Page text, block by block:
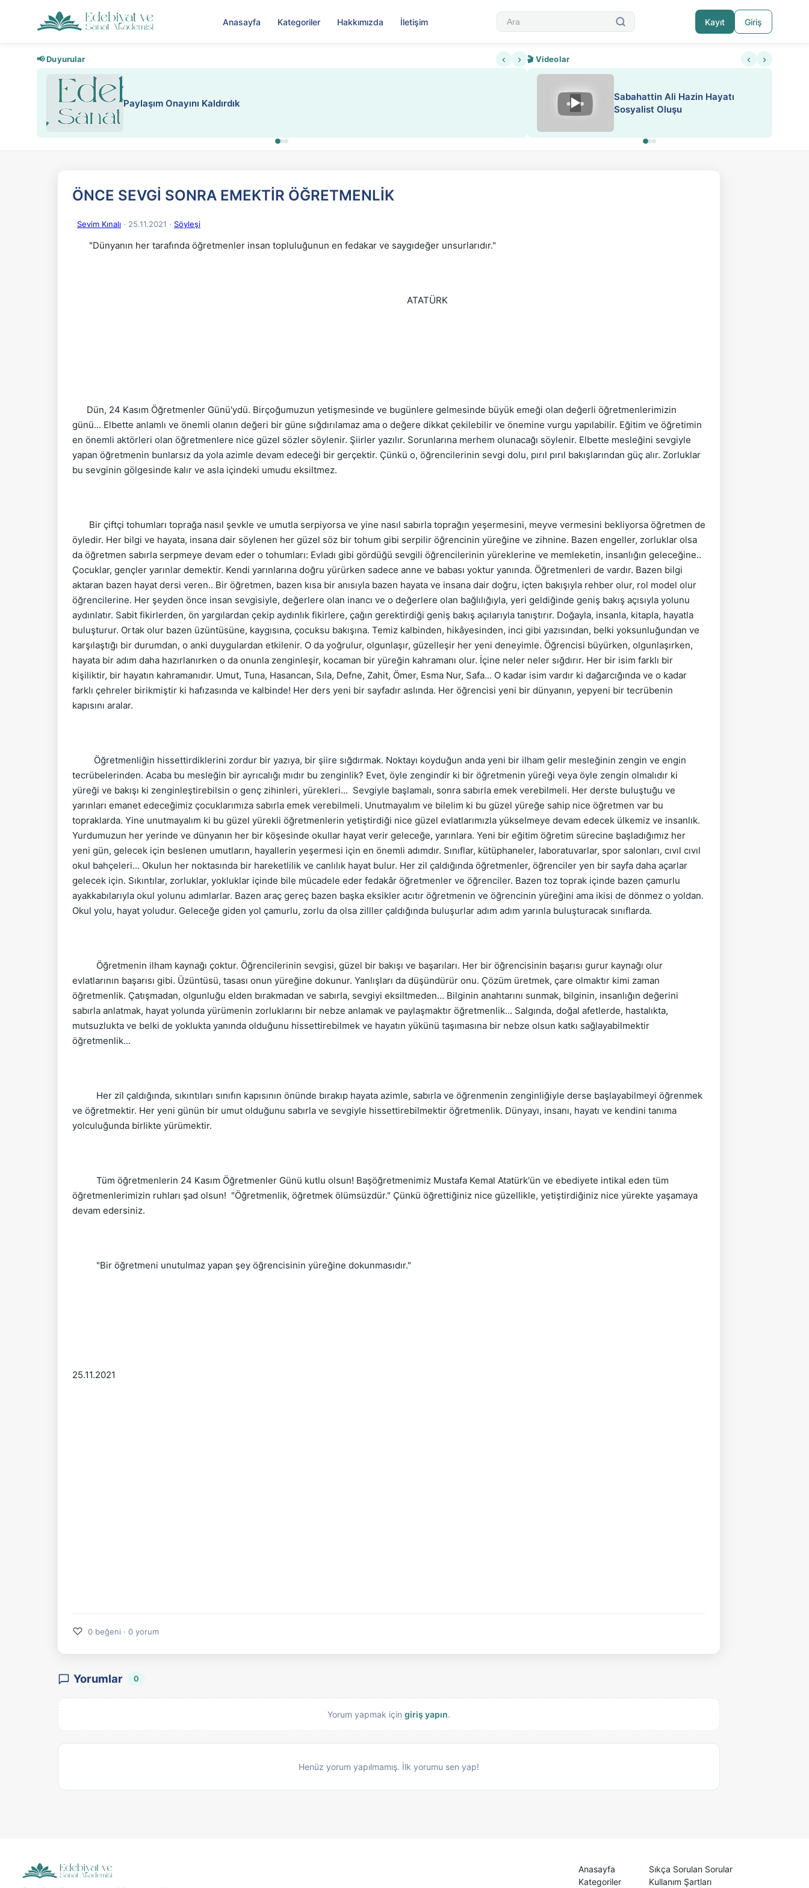
Anasayfa Kategoriler Hakkımızda İletişim Kayıt Giriş
📢 Duyurular ‹ ›
Nadir içeriklere kısıtlama ve kredi sistemi getirildi ESA 'da Sen de Paylaş
🎬 Videolar ‹ ›
▶
ATEŞ YAKMAK KONU ÖZET J.
LONDON
ÖNCE SEVGİ SONRA EMEKTİR ÖĞRETMENLİK
Sevim Kınalı · 25.11.2021 · Söyleşi
"Dünyanın her tarafında öğretmenler insan topluluğunun en fedakar ve saygıdeğer unsurlarıdır."
ATATÜRK
Dün, 24 Kasım Öğretmenler Günü'ydü. Birçoğumuzun yetişmesinde ve bugünlere gelmesinde büyük emeği olan değerli öğretmenlerimizin
günü... Elbette anlamlı ve önemli olanın değeri bir güne sığdırılamaz ama o değere dikkat çekilebilir ve önemine vurgu yapılabilir. Eğitim ve öğretimin
en önemli aktörleri olan öğretmenlere nice güzel sözler söylenir. Şiirler yazılır. Sorunlarına merhem olunacağı söylenir. Elbette mesleğini sevgiyle
yapan öğretmenin bunlarsız da yola azimle devam edeceği bir gerçektir. Çünkü o, öğrencilerinin sevgi dolu, pırıl pırıl bakışlarından güç alır. Zorluklar
bu sevginin gölgesinde kalır ve asla içindeki umudu eksiltmez.
Bir çiftçi tohumları toprağa nasıl şevkle ve umutla serpiyorsa ve yine nasıl sabırla toprağın yeşermesini, meyve vermesini bekliyorsa öğretmen de
öyledir. Her bilgi ve hayata, insana dair söylenen her güzel söz bir tohum gibi serpilir öğrencinin yüreğine ve zihnine. Bazen engeller, zorluklar olsa
da öğretmen sabırla serpmeye devam eder o tohumları: Evladı gibi gördüğü sevgili öğrencilerinin yüreklerine ve memleketin, insanlığın geleceğine..
Çocuklar, gençler yarınlar demektir. Kendi yarınlarına doğru yürürken sadece anne ve babası yoktur yanında. Öğretmenleri de vardır. Bazen bilgi
aktaran bazen hayat dersi veren.. Bir öğretmen, bazen kısa bir anısıyla bazen hayata ve insana dair doğru, içten bakışıyla rehber olur, rol model olur
öğrencilerine. Her şeyden önce insan sevgisiyle, değerlere olan inancı ve o değerlere olan bağlılığıyla, yeri geldiğinde geniş bakış açısıyla yolunu
aydınlatır. Sabit fikirlerden, ön yargılardan çekip aydınlık fikirlere, çağın gerektirdiği geniş bakış açılarıyla tanıştırır. Doğayla, insanla, kitapla, hayatla
buluşturur. Ortak olur bazen üzüntüsüne, kaygısına, çocuksu bakışına. Temiz kalbinden, hikâyesinden, inci gibi yazısından, belki yoksunluğundan ve
karşılaştığı bir durumdan, o anki duygulardan etkilenir. O da yoğrulur, olgunlaşır, güzelleşir her yeni deneyimle. Öğrencisi büyürken, olgunlaşırken,
hayata bir adım daha hazırlanırken o da onunla zenginleşir, kocaman bir yüreğin kahramanı olur. İçine neler neler sığdırır. Her bir isim farklı bir
kişiliktir, bir hayatın kahramanıdır. Umut, Tuna, Hasancan, Sıla, Defne, Zahit, Ömer, Esma Nur, Safa... O kadar isim vardır ki dağarcığında ve o kadar
farklı çehreler birikmiştir ki hafızasında ve kalbinde! Her ders yeni bir sayfadır aslında. Her öğrencisi yeni bir dünyanın, yepyeni bir tecrübenin
kapısını aralar.
Öğretmenliğin hissettirdiklerini zordur bir yazıya, bir şiire sığdırmak. Noktayı koyduğun anda yeni bir ilham gelir mesleğinin zengin ve engin
tecrübelerinden. Acaba bu mesleğin bir ayrıcalığı mıdır bu zenginlik? Evet, öyle zengindir ki bir öğretmenin yüreği veya öyle zengin olmalıdır ki
yüreği ve bakışı ki zenginleştirebilsin o genç zihinleri, yürekleri... Sevgiyle başlamalı, sonra sabırla emek verebilmeli. Her derste buluştuğu ve
yarınları emanet edeceğimiz çocuklarımıza sabırla emek verebilmeli. Unutmayalım ve bilelim ki bu güzel yüreğe sahip nice öğretmen var bu
topraklarda. Yine unutmayalım ki bu güzel yürekli öğretmenlerin yetiştirdiği nice güzel evlatlarımızla yükselmeye devam edecek ülkemiz ve insanlık.
Yurdumuzun her yerinde ve dünyanın her bir köşesinde okullar hayat verir geleceğe, yarınlara. Yeni bir eğitim öğretim sürecine başladığımız her
yeni gün, gelecek için beslenen umutların, hayallerin yeşermesi için en önemli adımdır. Sınıflar, kütüphaneler, laboratuvarlar, spor salonları, cıvıl cıvıl
okul bahçeleri... Okulun her noktasında bir hareketlilik ve canlılık hayat bulur. Her zil çaldığında öğretmenler, öğrenciler yen bir sayfa daha açarlar
gelecek için. Sıkıntılar, zorluklar, yokluklar içinde bile mücadele eder fedakâr öğretmenler ve öğrenciler. Bazen toz toprak içinde bazen çamurlu
ayakkabılarıyla okul yolunu adımlarlar. Bazen araç gereç bazen başka eksikler acıtır öğretmenin ve öğrencinin yüreğini ama ikisi de dönmez o yoldan.
Okul yolu, hayat yoludur. Geleceğe giden yol çamurlu, zorlu da olsa zilller çaldığında buluşurlar adım adım yarınla buluşturacak sınıflarda.
Öğretmenin ilham kaynağı çoktur. Öğrencilerinin sevgisi, güzel bir bakışı ve başarıları. Her bir öğrencisinin başarısı gurur kaynağı olur
evlatlarının başarısı gibi. Üzüntüsü, tasası onun yüreğine dokunur. Yanlışları da düşündürür onu. Çözüm üretmek, çare olmaktır kimi zaman
öğretmenlik. Çatışmadan, olgunluğu elden bırakmadan ve sabırla, sevgiyi eksiltmeden... Bilginin anahtarını sunmak, bilginin, insanlığın değerini
sabırla anlatmak, hayat yolunda yürümenin zorluklarını bir nebze anlamak ve paylaşmaktır öğretmenlik... Salgında, doğal afetlerde, hastalıkta,
mutsuzlukta ve belki de yoklukta yanında olduğunu hissettirebilmek ve hayatın yükünü taşımasına bir nebze olsun katkı sağlayabilmektir
öğretmenlik...
Her zil çaldığında, sıkıntıları sınıfın kapısının önünde bırakıp hayata azimle, sabırla ve öğrenmenin zenginliğiyle derse başlayabilmeyi öğrenmek
ve öğretmektir. Her yeni günün bir umut olduğunu sabırla ve sevgiyle hissettirebilmektir öğretmenlik. Dünyayı, insanı, hayatı ve kendini tanıma
yolculuğunda birlikte yürümektir.
Tüm öğretmenlerin 24 Kasım Öğretmenler Günü kutlu olsun! Başöğretmenimiz Mustafa Kemal Atatürk'ün ve ebediyete intikal eden tüm
öğretmenlerimizin ruhları şad olsun! "Öğretmenlik, öğretmek ölümsüzdür." Çünkü öğrettiğiniz nice güzellikle, yetiştirdiğiniz nice yürekte yaşamaya
devam edersiniz.
"Bir öğretmeni unutulmaz yapan şey öğrencisinin yüreğine dokunmasıdır."
25.11.2021
♡ 0 beğeni · 0 yorum
Yorumlar 0
Yorum yapmak için giriş yapın.
Henüz yorum yapılmamış. İlk yorumu sen yap!
Anasayfa
Kategoriler
Sıkça Sorulan Sorular
Kullanım Şartları